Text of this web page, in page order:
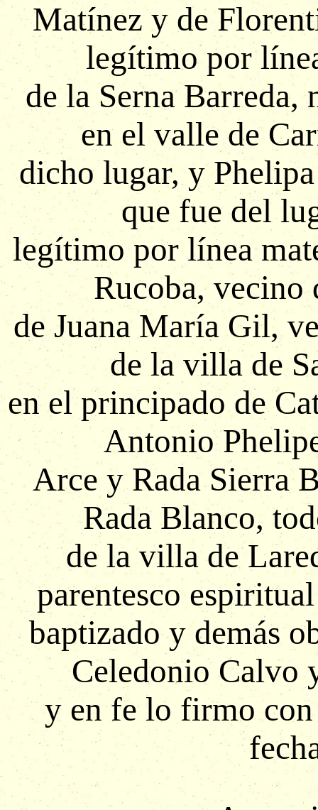
Matínez y de
legítimo por
de la Serna Barreda,
en el valle de
dicho lugar, y
que fue del
legítimo por línea
Rucoba, vecino
de Juana María Gil,
de la villa de
en el principado de
Antonio
Arce y Rada Sierra
Rada Blanco,
de la villa de
parentesco
baptizado y demás
Celedonio Calvo
y en fe lo firmo